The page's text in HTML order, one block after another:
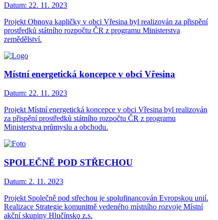
Datum: 22. 11. 2023
Projekt Obnova kapličky v obci Vřesina byl realizován za přispění
prostředků státního rozpočtu ČR z programu Ministerstva
zemědělství.
Místní energetická koncepce v obci Vřesina
Datum: 22. 11. 2023
Projekt Místní energetická koncepce v obci Vřesina byl realizován
za přispění prostředků státního rozpočtu ČR z programu
Ministerstva průmyslu a obchodu.
SPOLEČNĚ POD STŘECHOU
Datum: 2. 11. 2023
Projekt Společně pod střechou je spolufinancován Evropskou unií.
Realizace Strategie komunitně vedeného místního rozvoje Místní
akční skupiny Hlučínsko z.s.